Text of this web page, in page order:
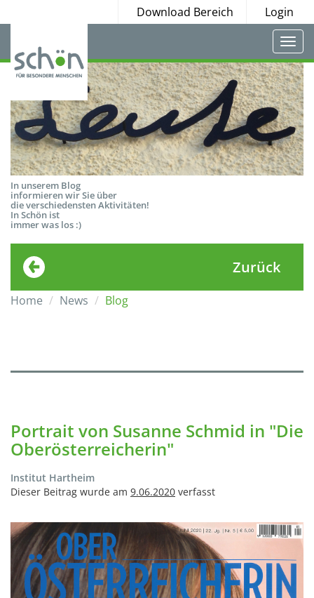
Download Bereich Login
In unserem Blog
informieren wir Sie über
die verschiedensten Aktivitäten!
In Schön ist
immer was los :)
Zurück
Home News Blog
Portrait von Susanne Schmid in "Die
Oberösterreicherin"
Institut Hartheim
Dieser Beitrag wurde am 9.06.2020 verfasst